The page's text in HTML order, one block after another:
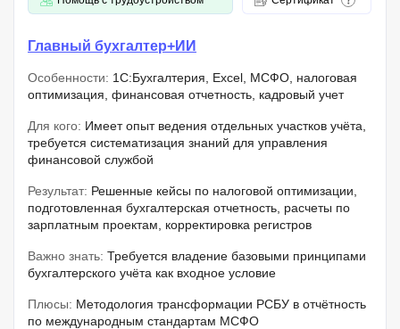
Главный бухгалтер+ИИ
Особенности: 1C:Бухгалтерия, Excel, МСФО, налоговая
оптимизация, финансовая отчетность, кадровый учет
Для кого: Имеет опыт ведения отдельных участков учёта,
требуется систематизация знаний для управления
финансовой службой
Результат: Решенные кейсы по налоговой оптимизации,
подготовленная бухгалтерская отчетность, расчеты по
зарплатным проектам, корректировка регистров
Важно знать: Требуется владение базовыми принципами
бухгалтерского учёта как входное условие
Плюсы: Методология трансформации РСБУ в отчётность
по международным стандартам МСФО